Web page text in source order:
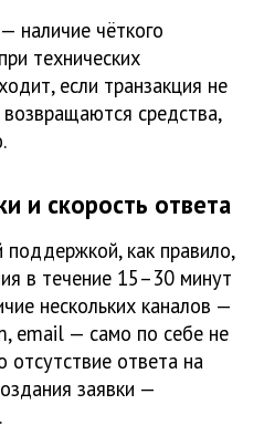
наличие чёткого
технических
если транзакция не
средства,
и скорость ответа
как правило,
в течение 15–30 минут
нескольких каналов —
email — само по себе не
отсутствие ответа на
заявки —